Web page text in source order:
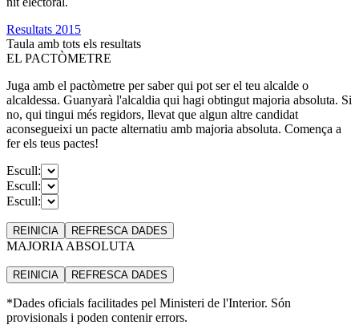
Resultats 2015
Taula amb tots els resultats
EL PACTÒMETRE
Juga amb el pactòmetre per saber qui pot ser el teu alcalde o
alcaldessa. Guanyarà l'alcaldia qui hagi obtingut majoria absoluta. Si
no, qui tingui més regidors, llevat que algun altre candidat
aconsegueixi un pacte alternatiu amb majoria absoluta. Comença a
fer els teus pactes!
Escull:
Escull:
Escull:
REINICIA REFRESCA DADES
MAJORIA ABSOLUTA
REINICIA REFRESCA DADES
*Dades oficials facilitades pel Ministeri de l'Interior. Són
provisionals i poden contenir errors.